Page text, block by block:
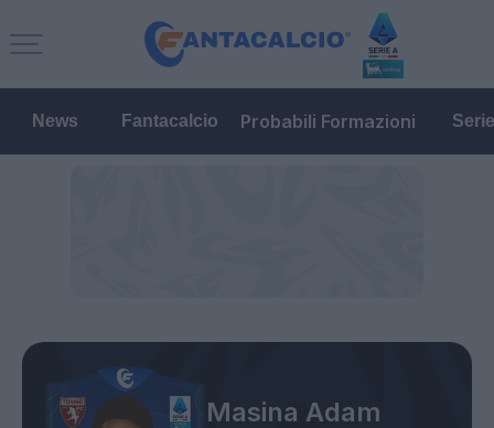
News Fantacalcio Probabili Formazioni
Masina Adam